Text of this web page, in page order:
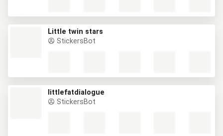
Little twin stars
StickersBot
littlefatdialogue
StickersBot